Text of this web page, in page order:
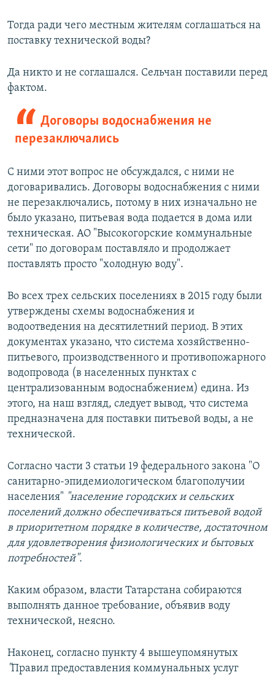
Тогда ради чего местным жителям соглашаться на
поставку технической воды?
Да никто и не соглашался. Сельчан поставили перед
фактом.
Договоры водоснабжения не
перезаключались
С ними этот вопрос не обсуждался, с ними не
договаривались. Договоры водоснабжения с ними
не перезаключались, потому в них изначально не
было указано, питьевая вода подается в дома или
техническая. АО "Высокогорские коммунальные
сети" по договорам поставляло и продолжает
поставлять просто "холодную воду".
Во всех трех сельских поселениях в 2015 году были
утверждены схемы водоснабжения и
водоотведения на десятилетний период. В этих
документах указано, что система хозяйственно-
питьевого, производственного и противопожарного
водопровода (в населенных пунктах с
централизованным водоснабжением) едина. Из
этого, на наш взгляд, следует вывод, что система
предназначена для поставки питьевой воды, а не
технической.
Согласно части 3 статьи 19 федерального закона "О
санитарно-эпидемиологическом благополучии
населения" "население городских и сельских
поселений должно обеспечиваться питьевой водой
в приоритетном порядке в количестве, достаточном
для удовлетворения физиологических и бытовых
потребностей".
Каким образом, власти Татарстана собираются
выполнять данное требование, объявив воду
технической, неясно.
Наконец, согласно пункту 4 вышеупомянутых
"Правил предоставления коммунальных услуг